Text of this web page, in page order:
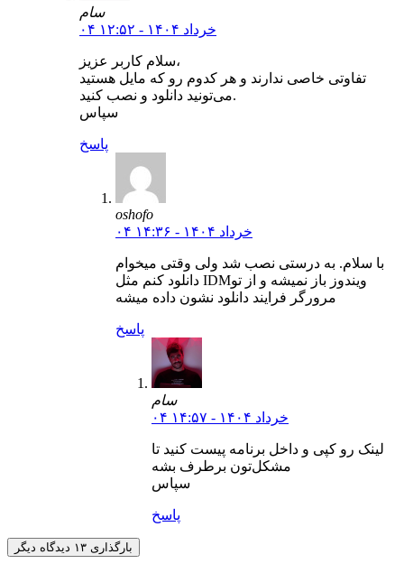
سام
۰۴ خرداد ۱۴۰۴ - ۱۲:۵۲
سلام کاربر عزیز،
تفاوتی خاصی ندارند و هر کدوم رو که مایل هستید
می‌تونید دانلود و نصب کنید.
سپاس
پاسخ
oshofo
۰۴ خرداد ۱۴۰۴ - ۱۴:۳۶
با سلام. به درستی نصب شد ولی وقتی میخوام
دانلود کنم مثل IDMویندوز باز نمیشه و از تو
مرورگر فرایند دانلود نشون داده میشه
پاسخ
سام
۰۴ خرداد ۱۴۰۴ - ۱۴:۵۷
لینک رو کپی و داخل برنامه پیست کنید تا
مشکل‌تون برطرف بشه
سپاس
پاسخ
بارگذاری ۱۳ دیدگاه دیگر